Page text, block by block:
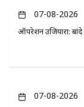
07-08-2026
ऑपरेशन उजियारा:
07-08-2026